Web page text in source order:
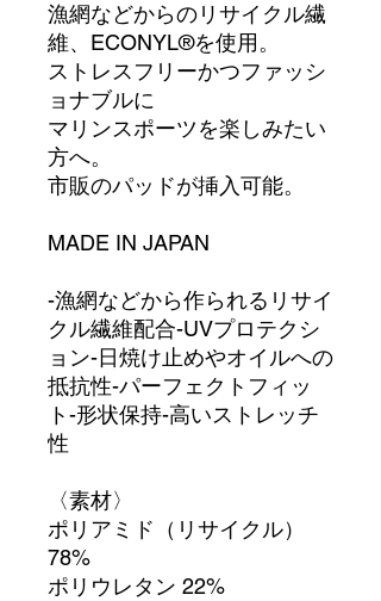
漁網などからのリサイクル繊
維、ECONYL®を使用。
ストレスフリーかつファッシ
ョナブルに
マリンスポーツを楽しみたい
方へ。
市販のパッドが挿入可能。
MADE IN JAPAN
-漁網などから作られるリサイ
クル繊維配合-UVプロテクシ
ョン-日焼け止めやオイルへの
抵抗性-パーフェクトフィッ
ト-形状保持-高いストレッチ
性
〈素材〉
ポリアミド（リサイクル）
78%
ポリウレタン 22%